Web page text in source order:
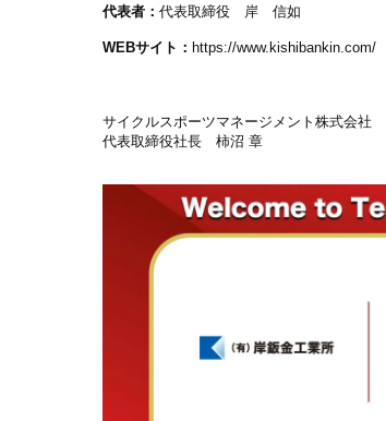
代表者：代表取締役 岸 信如
WEBサイト： https://www.kishibankin.com/
サイクルスポーツマネージメント株式会社
代表取締役社長 柿沼 章